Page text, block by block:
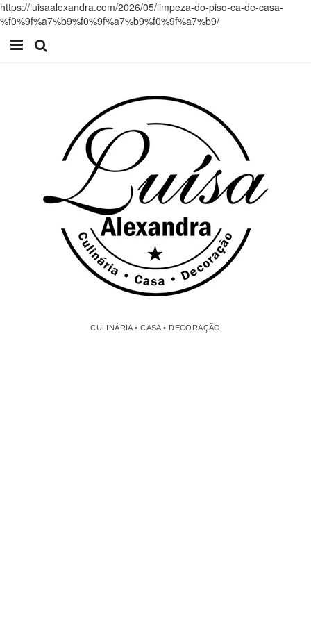
https://luisaalexandra.com/2026/05/limpeza-do-piso-ca-de-casa-
%f0%9f%a7%b9%f0%9f%a7%b9%f0%9f%a7%b9/
CULINÁRIA • CASA • DECORAÇÃO